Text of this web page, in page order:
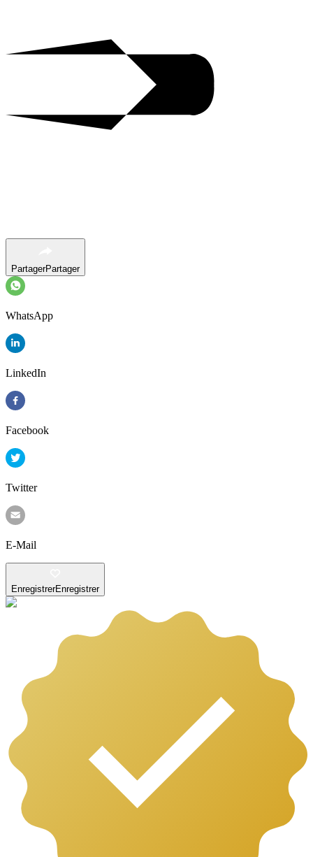
PartagerPartager
WhatsApp
LinkedIn
Facebook
Twitter
E-Mail
EnregistrerEnregistrer